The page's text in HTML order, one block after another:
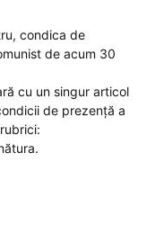
condica de
de acum 30
cu un singur articol
de prezență a